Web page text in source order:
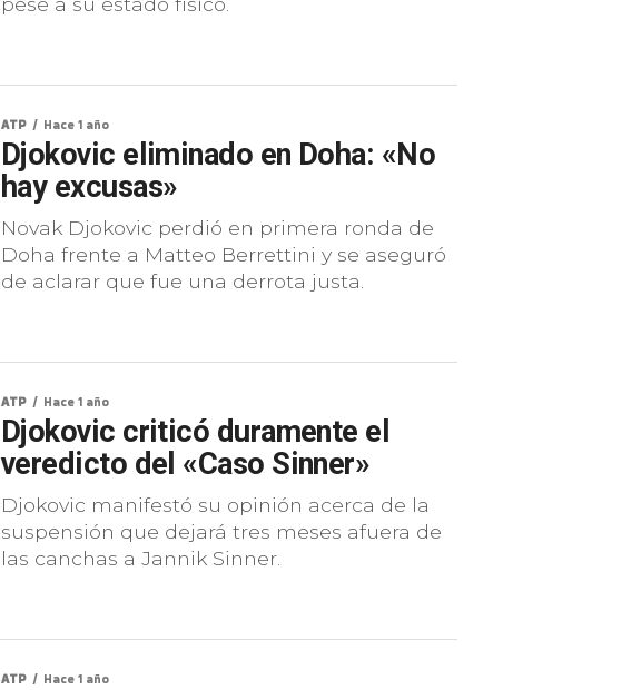
ATP Hace 1 año
Djokovic eliminado en Doha: «No
hay excusas»
Novak Djokovic perdió en primera ronda de
Doha frente a Matteo Berrettini y se aseguró
de aclarar que fue una derrota justa.
ATP Hace 1 año
Djokovic criticó duramente el
veredicto del «Caso Sinner»
Djokovic manifestó su opinión acerca de la
suspensión que dejará tres meses afuera de
las canchas a Jannik Sinner.
ATP Hace 1 año